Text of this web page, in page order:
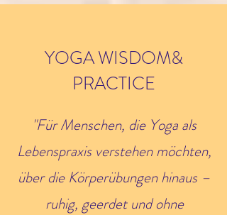
YOGA WISDOM&
PRACTICE
"Für Menschen, die Yoga als
Lebenspraxis verstehen möchten,
über die Körperübungen hinaus –
ruhig, geerdet und ohne